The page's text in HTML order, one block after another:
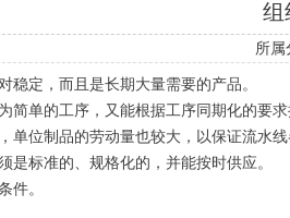
组
所属
稳定，而且是长期大量需要的产品。
简单的工序，又能根据工序同期化的要
单位制品的劳动量也较大，以保证流水线
是标准的、规格化的，并能按时供应。
件。